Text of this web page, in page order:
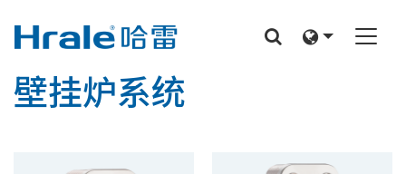
壁挂炉系统